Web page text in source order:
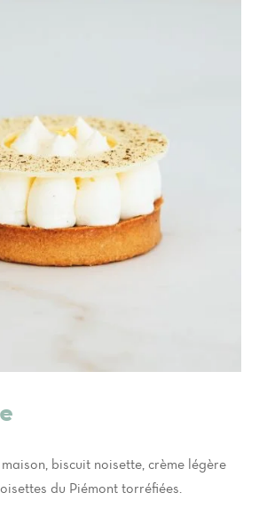
biscuit noisette, crème légère
du Piémont torréfiées.